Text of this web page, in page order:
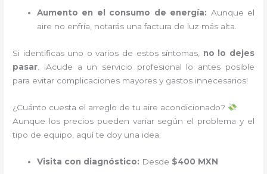
Aumento en el consumo de energía: Aunque el
aire no enfría, notarás una factura de luz más alta.
Si identificas uno o varios de estos síntomas, no lo dejes
pasar . ¡Acude a un servicio profesional lo antes posible
para evitar complicaciones mayores y gastos innecesarios!
¿Cuánto cuesta el arreglo de tu aire acondicionado?
Aunque los precios pueden variar según el problema y el
tipo de equipo, aquí te doy una idea:
Visita con diagnóstico: Desde $400 MXN